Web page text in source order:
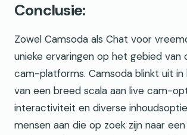
Conclusie:
Zowel Camsoda als Chat voor
unieke ervaringen op het gebied van
cam-platforms. Camsoda blinkt uit
van een breed scala aan live cam-
interactiviteit en diverse
mensen aan die op zoek zijn naar